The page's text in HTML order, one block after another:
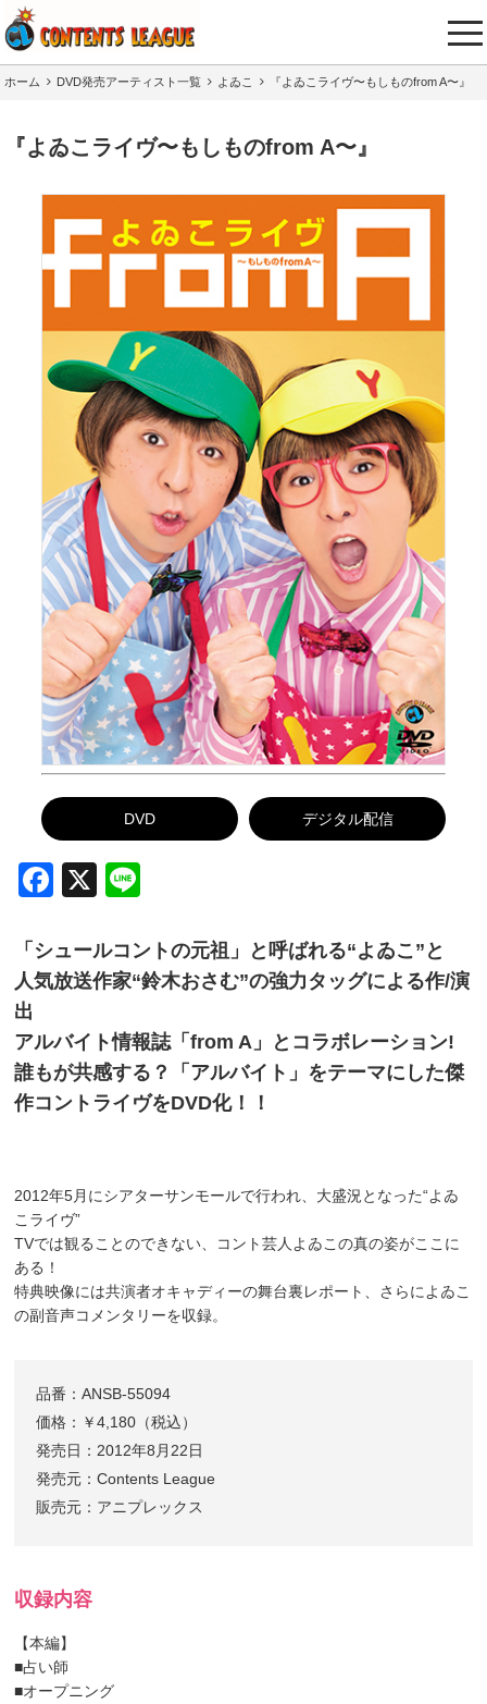
ホーム DVD発売アーティスト一覧 よゐこ 『よゐこライヴ〜もしものfrom A〜』
『よゐこライヴ〜もしものfrom A〜』
DVD デジタル配信
Facebook
X
「シュールコントの元祖」と呼ばれる“よゐこ”と
人気放送作家“鈴木おさむ”の強力タッグによる作/演
出
アルバイト情報誌「from A」とコラボレーション!
誰もが共感する？「アルバイト」をテーマにした傑
作コントライヴをDVD化！！
2012年5月にシアターサンモールで行われ、大盛況となった“よゐ
こライヴ”
TVでは観ることのできない、コント芸人よゐこの真の姿がここに
ある！
特典映像には共演者オキャディーの舞台裏レポート、さらによゐこ
の副音声コメンタリーを収録。
品番：ANSB-55094
価格：￥4,180（税込）
発売日：2012年8月22日
発売元：Contents League
販売元：アニプレックス
収録内容
【本編】
■占い師
■オープニング